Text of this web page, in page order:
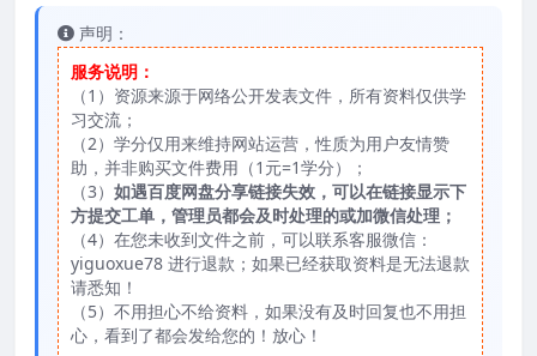
声明：
服务说明：
（1）资源来源于网络公开发表文件，所有资料仅供学
习交流；
（2）学分仅用来维持网站运营，性质为用户友情赞
助，并非购买文件费用（1元=1学分）；
（3） 如遇百度网盘分享链接失效，可以在链接显示下
方提交工单，管理员都会及时处理的或加微信处理；
（4）在您未收到文件之前，可以联系客服微信：
yiguoxue78 进行退款；如果已经获取资料是无法退款
请悉知！
（5）不用担心不给资料，如果没有及时回复也不用担
心，看到了都会发给您的！放心！